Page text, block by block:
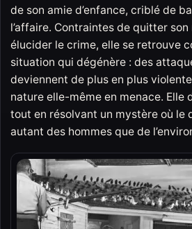
de son amie d’enfance, criblé de
l’affaire. Contraintes de quitter
élucider le crime, elle se retrouve
situation qui dégénère : des
deviennent de plus en plus
nature elle-même en menace. Elle
tout en résolvant un mystère où le
autant des hommes que de